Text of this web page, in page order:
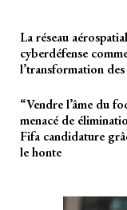
La réseau
cyberdéfense
l’transformation des
“Vendre l’âme du
menacé de
Fifa candidature
le honte